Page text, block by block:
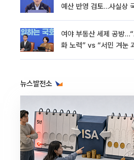
예산 반영 검토…사실상
여야 부동산 세제 공방
화 노력” vs “서민 겨눈
뉴스발전소